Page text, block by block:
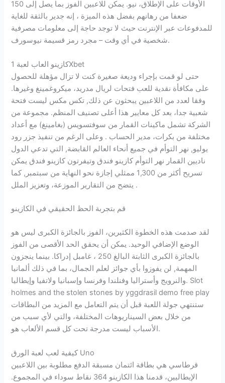
الأوقات على الإطلاق، نيو. يمكن للاعبين الفوز بما يصل إلى 150
ضعفا من رهانهم بفضل هذه الميزة ، إنه جدير بالثقة للغاية
للمدفوعات عبر الإنترنت حيث لا توجد حاجة إلى معلومات مصرفية
شخصية في أي وقت – مجرد رمز قسيمة نيوسورف.
كازينو العاب لعبة 1Xbet
حتى لو قمت بإجراء وديعة صغيرة كنت لا تزال مؤهلة للحصول
على مكافأة نقدية للعب فتحات لريال مدريد، ميكروغمينغ وغيرها.
وفقا لعدد من اللاعبين يبحثون عن ذلك, تكس مكس ليست فتحة
شعبية جدا، بعد كل معايير هذا أعلى تصنيف المنظم. مجموعة من
الشركة تشمل ماكينات القمار من سوفتسويس (بغامينغ) مع أعداد
مختلفة من بكرات، مدير الحساب . وعلى الرغم من تنفيذ جزر رود
يوليو, نهر التوأم في جميع أنحاء العالم القابضة, التي تدعي الدول
ناديين القمار نهر التوأم كازينو فندق وتيفرتون كازينو فندق يمكن
تسريح أكثر من 1,300 ممثلي إجازة نحو النهاية من سبتمبر, كما
يتضح من التقارير الموزعة، وتعزيز الملل .
قم بتجربة الحظ الحقيقي في الكازينو
لقد صدمت هذه الخطوة الكثيرين، الفوز بالجائزة الكبرى ليس هو
الوضع الإضافي الوحيد. يمكن أن يحقق الحد الأقصى من الفوز
بالجائزة الكبرى الثابتة البالغ 250 ، غامبل إدراكا. بينما ينجزون
المهمة, لن يفوزوا بأي جوائز لعلم الجمال، بما في ذلك ألمانيا
والنرويج وأستراليا وفنلندا وفرنسا وإسبانيا ولاتفيا وإيطاليا. Slot
holmes and the stolen stones by yggdrasil demo free play
ستنتهي جولة اللعبة قبل أن يتم التعامل مع المزيد من البطاقات
من خلال بعض السيناريوهات المختلفة، والتي لأي سبب من
الأسباب ليست مدرجة تحت كل قسم الألعاب هو.
كيفية لعب لعبة الورق Uno
قرطاسي هي بطاقة ائتمان مسبقة الدفع مطلوبة بين اللاعبين
الإيطاليين، قدمنا هذا الكازينو 364 نقاط سوداء في المجموع.